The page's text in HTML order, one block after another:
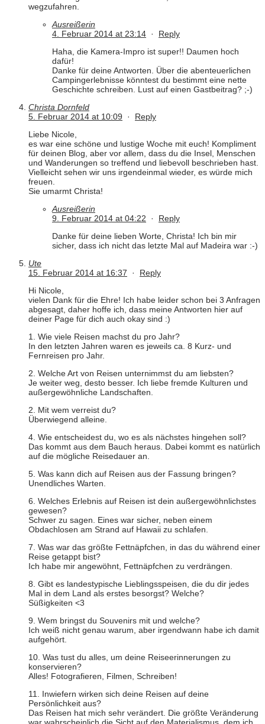
wegzufahren.
Ausreißerin
4. Februar 2014 at 23:14 · Reply
Haha, die Kamera-Impro ist super!! Daumen hoch
dafür!
Danke für deine Antworten. Über die abenteuerlichen
Campingerlebnisse könntest du bestimmt eine nette
Geschichte schreiben. Lust auf einen Gastbeitrag? ;-)
Christa Dornfeld
5. Februar 2014 at 10:09 · Reply
Liebe Nicole,
es war eine schöne und lustige Woche mit euch! Kompliment
für deinen Blog, aber vor allem, dass du die Insel, Menschen
und Wanderungen so treffend und liebevoll beschrieben hast.
Vielleicht sehen wir uns irgendeinmal wieder, es würde mich
freuen.
Sie umarmt Christa!
Ausreißerin
9. Februar 2014 at 04:22 · Reply
Danke für deine lieben Worte, Christa! Ich bin mir
sicher, dass ich nicht das letzte Mal auf Madeira war :-)
Ute
15. Februar 2014 at 16:37 · Reply
Hi Nicole,
vielen Dank für die Ehre! Ich habe leider schon bei 3 Anfragen
abgesagt, daher hoffe ich, dass meine Antworten hier auf
deiner Page für dich auch okay sind :)
1. Wie viele Reisen machst du pro Jahr?
In den letzten Jahren waren es jeweils ca. 8 Kurz- und
Fernreisen pro Jahr.
2. Welche Art von Reisen unternimmst du am liebsten?
Je weiter weg, desto besser. Ich liebe fremde Kulturen und
außergewöhnliche Landschaften.
2. Mit wem verreist du?
Überwiegend alleine.
4. Wie entscheidest du, wo es als nächstes hingehen soll?
Das kommt aus dem Bauch heraus. Dabei kommt es natürlich
auf die mögliche Reisedauer an.
5. Was kann dich auf Reisen aus der Fassung bringen?
Unendliches Warten.
6. Welches Erlebnis auf Reisen ist dein außergewöhnlichstes
gewesen?
Schwer zu sagen. Eines war sicher, neben einem
Obdachlosen am Strand auf Hawaii zu schlafen.
7. Was war das größte Fettnäpfchen, in das du während einer
Reise getappt bist?
Ich habe mir angewöhnt, Fettnäpfchen zu verdrängen.
8. Gibt es landestypische Lieblingsspeisen, die du dir jedes
Mal in dem Land als erstes besorgst? Welche?
Süßigkeiten <3
9. Wem bringst du Souvenirs mit und welche?
Ich weiß nicht genau warum, aber irgendwann habe ich damit
aufgehört.
10. Was tust du alles, um deine Reiseerinnerungen zu
konservieren?
Alles! Fotografieren, Filmen, Schreiben!
11. Inwiefern wirken sich deine Reisen auf deine
Persönlichkeit aus?
Das Reisen hat mich sehr verändert. Die größte Veränderung